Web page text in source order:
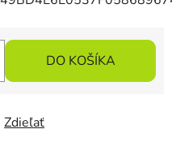
DO KOŠÍKA
Zdieľať